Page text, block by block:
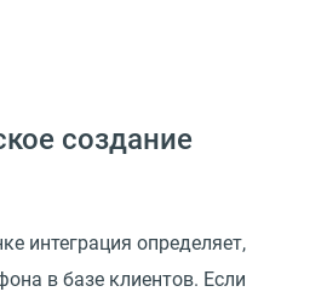
создание
интеграция определяет,
в базе клиентов. Если